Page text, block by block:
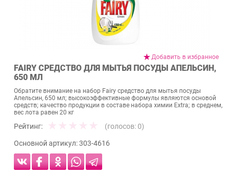
Добавить в избранное
FAIRY СРЕДСТВО ДЛЯ МЫТЬЯ ПОСУДЫ АПЕЛЬСИН,
650 МЛ
Обратите внимание на набор Fairy средство для мытья посуды
Апельсин, 650 мл; высокоэффективные формулы являются основой
средств; качество продукции в составе набора химии Extra; в среднем,
вес лота равен 20 кг
Рейтинг: (голосов: 0)
Основной артикул:303-4616